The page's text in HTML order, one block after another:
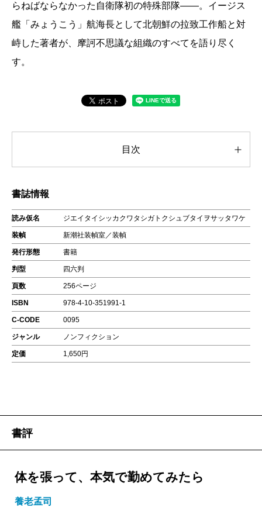
らねばならなかった自衛隊初の特殊部隊――。イージス
艦「みょうこう」航海長として北朝鮮の拉致工作船と対
峙した著者が、摩訶不思議な組織のすべてを語り尽く
す。
目次
書誌情報
読み仮名 ジエイタイシッカクワタシガトクシュブタイヲサッタワケ
装幀 新潮社装幀室／装幀
発行形態 書籍
判型 四六判
頁数 256ページ
ISBN 978-4-10-351991-1
C-CODE 0095
ジャンル ノンフィクション
定価 1,650円
書評
体を張って、本気で勤めてみたら
養老孟司